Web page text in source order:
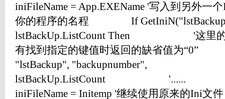
iniFileName = App.EXEName '写入到另外一
你的程序的名程 If GetIniN("lstBackup",
lstBackUp.ListCount Then '这里的第
有找到指定的键值时返回的缺省值
"lstBackup", "backupnumber",
lstBackUp.ListCount
iniFileName = Initemp '继续使用原来的